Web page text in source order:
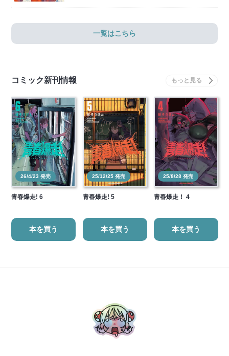
一覧はこちら
コミック新刊情報
26/4/23 発売
青春爆走! 6
本を買う
25/12/25 発売
青春爆走! 5
本を買う
25/8/28 発売
青春爆走！ 4
本を買う